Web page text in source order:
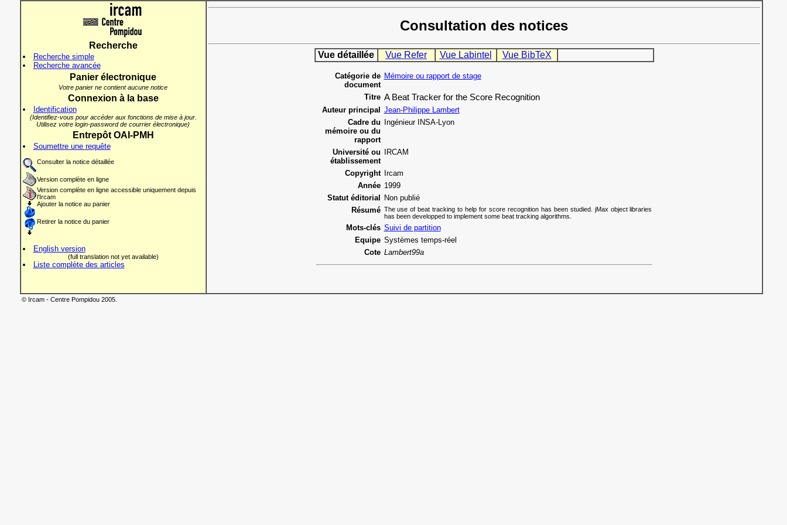
Recherche
Recherche simple
Recherche avancée
Panier électronique
Votre panier ne contient aucune notice
Connexion à la base
Identification
(Identifiez-vous pour accéder aux fonctions de mise à jour.
Utilisez votre login-password de courrier électronique)
Entrepôt OAI-PMH
Soumettre une requête
Consulter la notice détaillée
Version complète en ligne
Version complète en ligne accessible uniquement depuis
l'Ircam
Ajouter la notice au panier
Retirer la notice du panier
English version
(full translation not yet available)
Liste complète des articles
Consultation des notices
Vue détaillée Vue Refer Vue Labintel Vue BibTeX
Catégorie de
document
Mémoire ou rapport de stage
Titre A Beat Tracker for the Score Recognition
Auteur principal Jean-Philippe Lambert
Cadre du
mémoire ou du
rapport
Ingénieur INSA-Lyon
Université ou
établissement
IRCAM
Copyright
Ircam
Année 1999
Statut éditorial
Non publié
Résumé The use of beat tracking to help for score recognition has been studied. jMax object libraries
has been developped to implement some beat tracking algorithms.
Mots-clés Suivi de partition
Equipe Systèmes temps-réel
Cote Lambert99a
© Ircam - Centre Pompidou 2005.